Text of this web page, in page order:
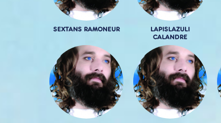
SEXTANS RAMONEUR
LAPISLAZULI
CALANDRE